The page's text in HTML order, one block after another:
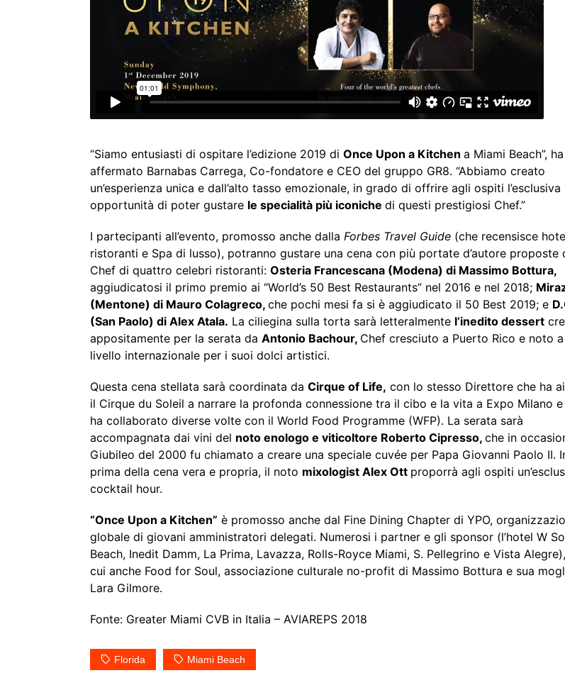
“Siamo entusiasti di ospitare l’edizione 2019 di Once Upon a Kitchen a Miami Beach”, ha
affermato Barnabas Carrega, Co-fondatore e CEO del gruppo GR8. “Abbiamo creato
un’esperienza unica e dall’alto tasso emozionale, in grado di offrire agli ospiti l’esclusiva
opportunità di poter gustare le specialità più iconiche di questi prestigiosi Chef.”
I partecipanti all’evento, promosso anche dalla Forbes Travel Guide (che recensisce
ristoranti e Spa di lusso), potranno gustare una cena con più portate d’autore proposte
Chef di quattro celebri ristoranti: Osteria Francescana (Modena) di Massimo Bottura,
aggiudicatosi il primo premio ai “World’s 50 Best Restaurants” nel 2016 e nel 2018;
(Mentone) di Mauro Colagreco, che pochi mesi fa si è aggiudicato il 50 Best 2019; e
(San Paolo) di Alex Atala. La ciliegina sulla torta sarà letteralmente l’inedito dessert
appositamente per la serata da Antonio Bachour, Chef cresciuto a Puerto Rico e noto a
livello internazionale per i suoi dolci artistici.
Questa cena stellata sarà coordinata da Cirque of Life, con lo stesso Direttore che ha
il Cirque du Soleil a narrare la profonda connessione tra il cibo e la vita a Expo Milano
ha collaborato diverse volte con il World Food Programme (WFP). La serata sarà
accompagnata dai vini del noto enologo e viticoltore Roberto Cipresso, che in
Giubileo del 2000 fu chiamato a creare una speciale cuvée per Papa Giovanni Paolo II.
prima della cena vera e propria, il noto mixologist Alex Ott proporrà agli ospiti
cocktail hour.
“Once Upon a Kitchen” è promosso anche dal Fine Dining Chapter di YPO,
globale di giovani amministratori delegati. Numerosi i partner e gli sponsor (l’hotel W
Beach, Inedit Damm, La Prima, Lavazza, Rolls-Royce Miami, S. Pellegrino e Vista
cui anche Food for Soul, associazione culturale no-profit di Massimo Bottura e sua
Lara Gilmore.
Fonte: Greater Miami CVB in Italia – AVIAREPS 2018
Florida Miami Beach